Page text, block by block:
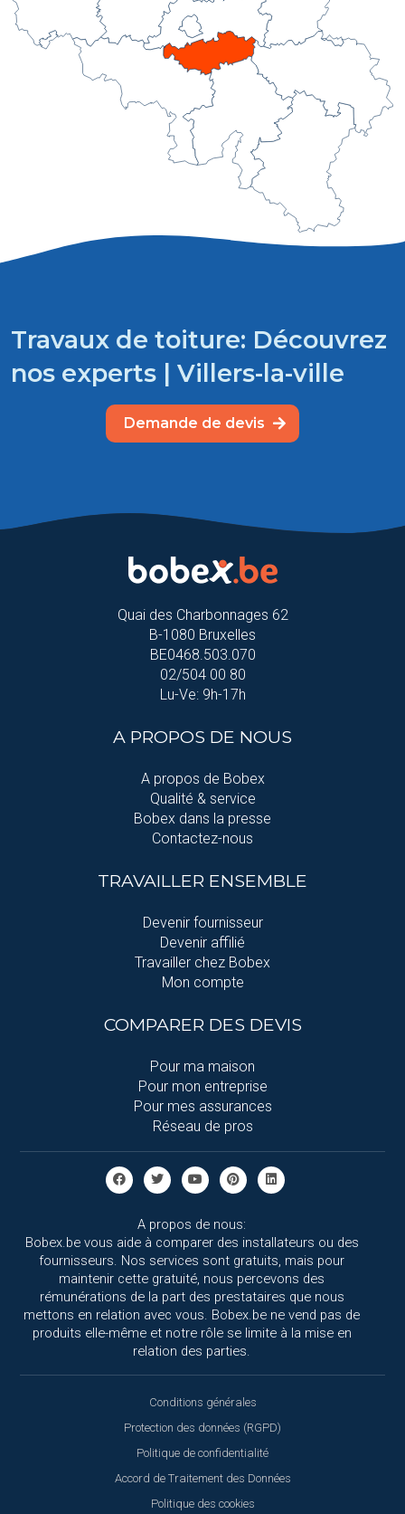
Travaux de toiture: Découvrez
nos experts | Villers-la-ville
Demande de devis
Quai des Charbonnages 62
B-1080 Bruxelles
BE0468.503.070
02/504 00 80
Lu-Ve: 9h-17h
A PROPOS DE NOUS
A propos de Bobex
Qualité & service
Bobex dans la presse
Contactez-nous
TRAVAILLER ENSEMBLE
Devenir fournisseur
Devenir affilié
Travailler chez Bobex
Mon compte
COMPARER DES DEVIS
Pour ma maison
Pour mon entreprise
Pour mes assurances
Réseau de pros
A propos de nous:
Bobex.be vous aide à comparer des installateurs ou des
fournisseurs. Nos services sont gratuits, mais pour
maintenir cette gratuité, nous percevons des
rémunérations de la part des prestataires que nous
mettons en relation avec vous. Bobex.be ne vend pas de
produits elle-même et notre rôle se limite à la mise en
relation des parties.
Conditions générales
Protection des données (RGPD)
Politique de confidentialité
Accord de Traitement des Données
Politique des cookies